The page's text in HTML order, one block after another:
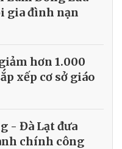
gia đình nạn
hơn 1.000
xếp cơ sở giáo
- Đà Lạt đưa
chính công